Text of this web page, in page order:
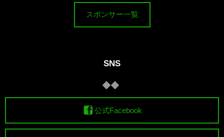
スポンサー一覧
SNS
公式Facebook